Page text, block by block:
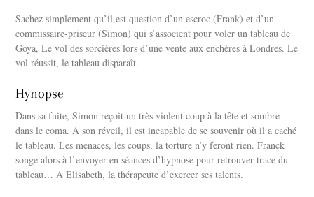
Sachez simplement qu’il est question d’un escroc (Frank) et d’un
commissaire-priseur (Simon) qui s’associent pour voler un tableau de
Goya, Le vol des sorcières lors d’une vente aux enchères à Londres. Le
vol réussit, le tableau disparaît.
Hynopse
Dans sa fuite, Simon reçoit un très violent coup à la tête et sombre
dans le coma. A son réveil, il est incapable de se souvenir où il a caché
le tableau. Les menaces, les coups, la torture n’y feront rien. Franck
songe alors à l’envoyer en séances d’hypnose pour retrouver trace du
tableau… A Elisabeth, la thérapeute d’exercer ses talents.